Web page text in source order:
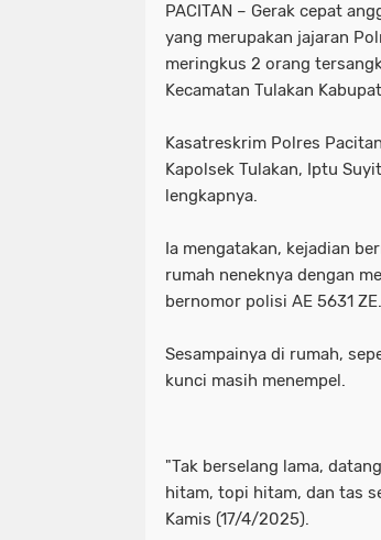
PACITAN – Gerak cepat
yang merupakan jajaran
meringkus 2 orang
Kecamatan Tulakan
Kasatreskrim Polres
Kapolsek Tulakan, Iptu
lengkapnya.
Ia mengatakan, kejadian
rumah neneknya dengan
bernomor polisi AE 5631 ZE.
Sesampainya di rumah,
kunci masih menempel.
"Tak berselang lama,
hitam, topi hitam, dan tas
Kamis (17/4/2025).